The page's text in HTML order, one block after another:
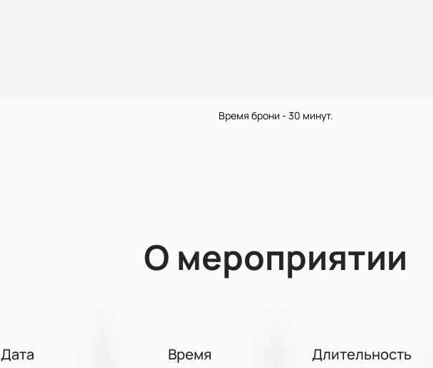
Время брони - 30 минут.
О мероприятии
Дата Время Длительность